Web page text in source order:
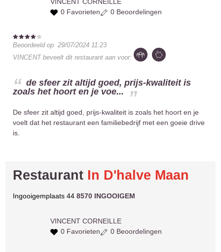
VINCENT CORNEILLE
0 Favorieten
0 Beoordelingen
Beoordeeld op29/07/2024 11:23
VINCENT beveelt dit restaurant aan voor:
de sfeer zit altijd goed, prijs-kwaliteit is
zoals het hoort en je voe...
De sfeer zit altijd goed, prijs-kwaliteit is zoals het hoort en je
voelt dat het restaurant een familiebedrijf met een goeie drive
is.
Restaurant In D'halve Maan
Ingooigemplaats 448570 INGOOIGEM
VINCENT CORNEILLE
0 Favorieten
0 Beoordelingen